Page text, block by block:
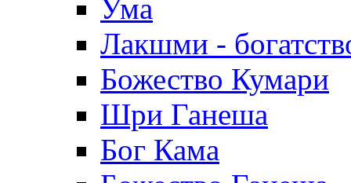
Ума
Лакшми -
Божество Кумари
Шри Ганеша
Бог Кама